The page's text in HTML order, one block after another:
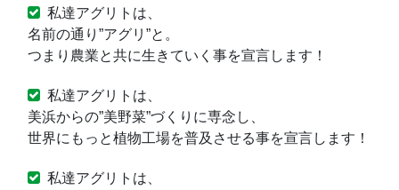
私達アグリトは、
名前の通り”アグリ”と。
つまり農業と共に生きていく事を宣言します！
私達アグリトは、
美浜からの”美野菜”づくりに専念し、
世界にもっと植物工場を普及させる事を宣言します！
私達アグリトは、